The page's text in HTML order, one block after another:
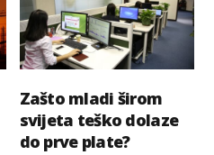
Zašto mladi širom
svijeta teško dolaze
do prve plate?